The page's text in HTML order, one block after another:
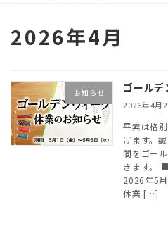
2026年4月
お知らせ ゴールデ
2026年4月
平素は格
げます。
間をゴー
きます。
2026年5
休業 […]